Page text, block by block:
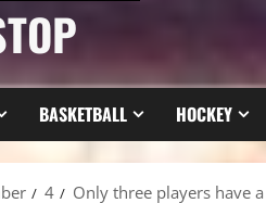
BASKETBALL HOCKEY
4 Only three players have